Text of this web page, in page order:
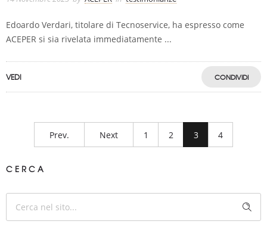
Edoardo Verdari, titolare di Tecnoservice, ha espresso come
ACEPER si sia rivelata immediatamente ...
VEDI CONDIVIDI
Prev. Next 1 2 3 4
CERCA